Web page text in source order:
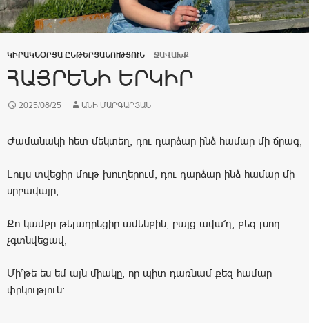
ԿԻՐԱԿՆՕՐՅԱ ԸՆԹԵՐՑԱՆՈՒԹՅՈՒՆ ՋԱՎԱԽՔ
ՀԱՅՐԵՆԻ ԵՐԿԻՐ
2025/08/25 ԱՆԻ ՄԱՐԳԱՐՅԱՆ
Ժամանակի հետ մեկտեղ, դու դարձար ինձ համար մի ճրագ,
Լույս տվեցիր մութ խուղերում, դու դարձար ինձ համար մի
սրբավայր,
Քո կամքը թելադրեցիր ամենքին, բայց ավա՜ղ, քեզ լսող
չգտնվեցավ,
Մի՞թե ես եմ այն միակը, որ պիտ դառնամ քեզ համար
փրկություն։